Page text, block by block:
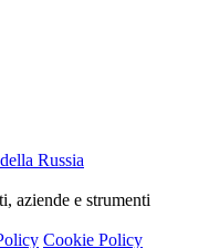
Russia
aziende e strumenti
Cookie Policy